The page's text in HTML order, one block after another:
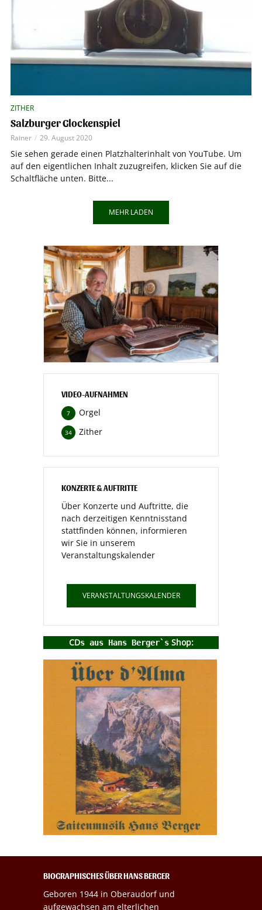
ZITHER
Salzburger Glockenspiel
Rainer 29. August 2020
Sie sehen gerade einen Platzhalterinhalt von YouTube. Um
auf den eigentlichen Inhalt zuzugreifen, klicken Sie auf die
Schaltfläche unten. Bitte...
MEHR LADEN
VIDEO-AUFNAHMEN
Orgel
7
Zither
34
KONZERTE & AUFTRITTE
Über Konzerte und Auftritte, die
nach derzeitigen Kenntnisstand
stattfinden können, informieren
wir Sie in unserem
Veranstaltungskalender
VERANSTALTUNGSKALENDER
CDs aus Hans Berger`sShop:
BIOGRAPHISCHES ÜBER HANS BERGER
Geboren 1944 in Oberaudorf und
aufgewachsen am elterlichen